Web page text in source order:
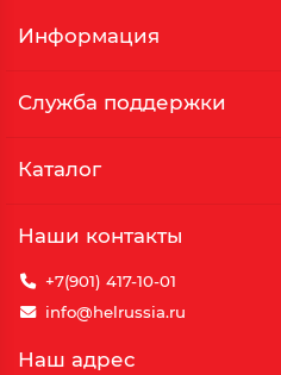
Информация
Служба поддержки
Каталог
Наши контакты
+7(901) 417-10-01
info@helrussia.ru
Наш адрес